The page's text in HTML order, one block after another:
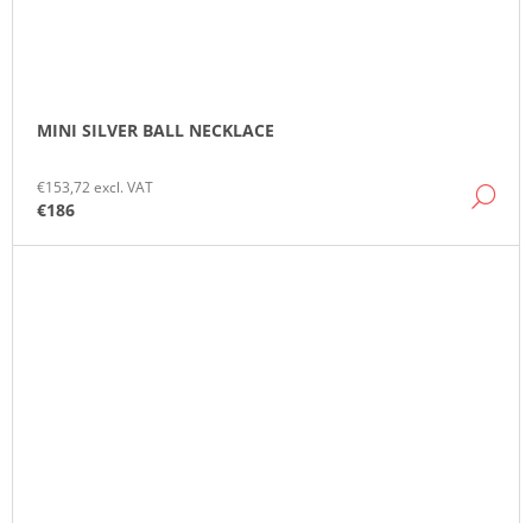
MINI SILVER BALL NECKLACE
€153,72 excl. VAT
€186